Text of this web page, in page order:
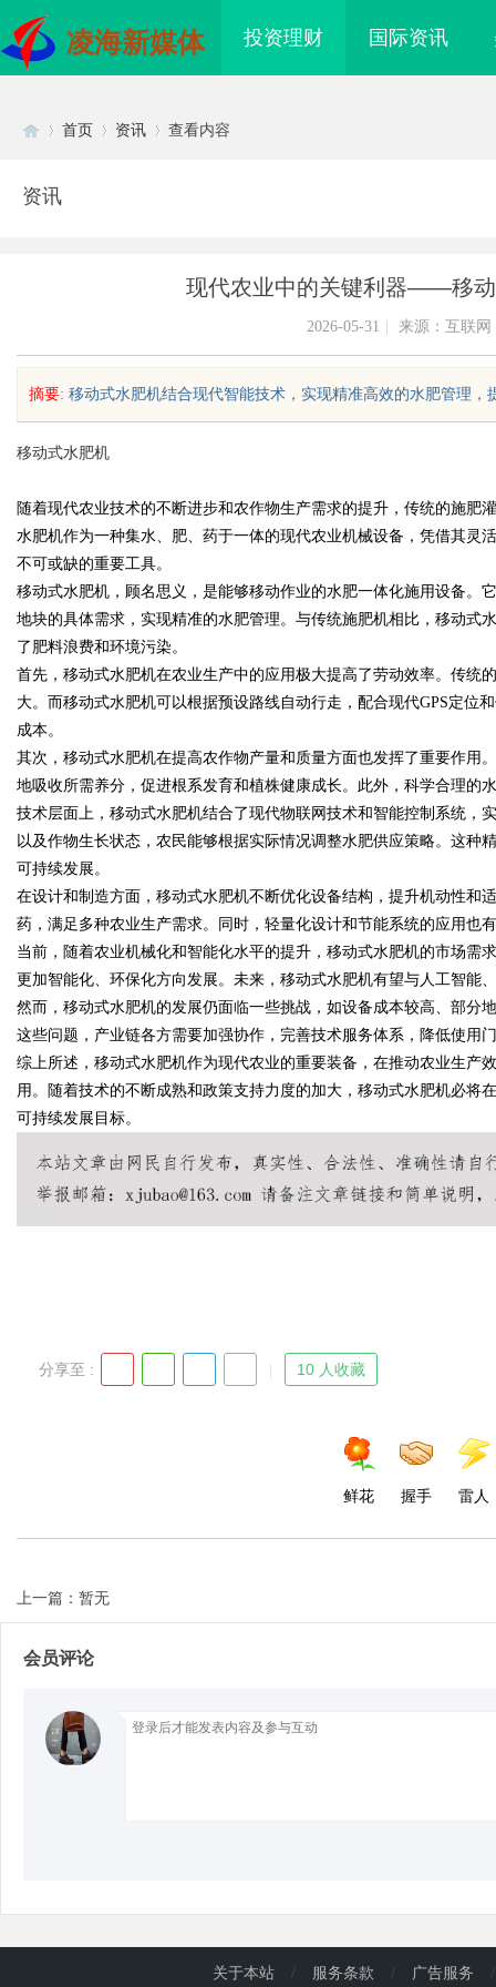
凌海新媒体 投资理财 国际资讯
sc
uz
!
Bo
首页 资讯 查看内容
资讯
现代农业中的关键利器——移
2026-05-31 来源：互联网
摘要: 移动式水肥机结合现代智能技术，实现精准高效的水肥管理
移动式水肥机
随着现代农业技术的不断进步和农作物生产需求的提升，传统的施肥
水肥机作为一种集水、肥、药于一体的现代农业机械设备，凭借其灵
不可或缺的重要工具。
移动式水肥机，顾名思义，是能够移动作业的水肥一体化施用设备。
地块的具体需求，实现精准的水肥管理。与传统施肥机相比，移动式
了肥料浪费和环境污染。
首先，移动式水肥机在农业生产中的应用极大提高了劳动效率。传统
大。而移动式水肥机可以根据预设路线自动行走，配合现代GPS定位
成本。
其次，移动式水肥机在提高农作物产量和质量方面也发挥了重要作用
地吸收所需养分，促进根系发育和植株健康成长。此外，科学合理的
技术层面上，移动式水肥机结合了现代物联网技术和智能控制系统，
以及作物生长状态，农民能够根据实际情况调整水肥供应策略。这种
可持续发展。
在设计和制造方面，移动式水肥机不断优化设备结构，提升机动性和
药，满足多种农业生产需求。同时，轻量化设计和节能系统的应用也
当前，随着农业机械化和智能化水平的提升，移动式水肥机的市场需
更加智能化、环保化方向发展。未来，移动式水肥机有望与人工智能
然而，移动式水肥机的发展仍面临一些挑战，如设备成本较高、部分
这些问题，产业链各方需要加强协作，完善技术服务体系，降低使用
综上所述，移动式水肥机作为现代农业的重要装备，在推动农业生产
用。随着技术的不断成熟和政策支持力度的加大，移动式水肥机必将
可持续发展目标。
分享至 : 10 人收藏
鲜花 握手 雷人
上一篇：暂无
会员评论
条，巨一，焊锡，无 靠谱
关于本站 / 服务条款 / 广告服务 /